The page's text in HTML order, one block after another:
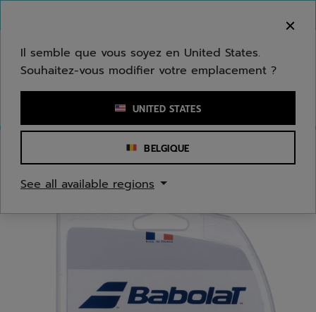
Saisir un mot clé ou un numéro d'article
Il semble que vous soyez en United States.
Souhaitez-vous modifier votre emplacement ?
UNITED STATES
BELGIQUE
See all available regions